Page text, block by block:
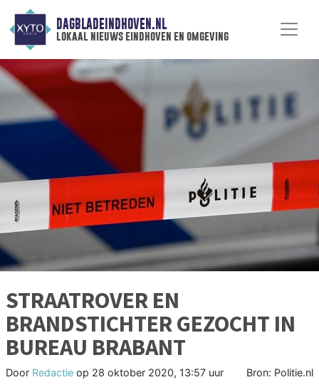
DAGBLADEINDHOVEN.NL
lokaal nieuws eindhoven en omgeving
STRAATROVER EN
BRANDSTICHTER GEZOCHT IN
BUREAU BRABANT
Door Redactie op 28 oktober 2020, 13:57 uur Bron: Politie.nl